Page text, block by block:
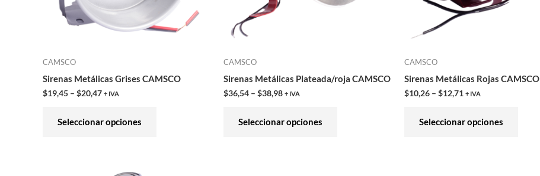
CAMSCO
Sirenas Metálicas Grises CAMSCO
$19,45 – $20,47 + IVA
Seleccionar opciones
pueden
elegir
página
CAMSCO
Sirenas Metálicas Plateada/roja CAMSCO
$36,54 – $38,98 + IVA
Seleccionar opciones
página
CAMSCO
Sirenas Metálicas Rojas CAMSCO
$10,26 – $12,71 + IVA
Seleccionar opciones
página